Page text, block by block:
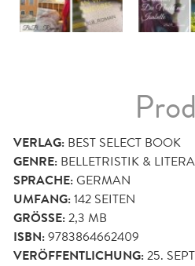
VERLAG: BEST SELECT BOOK
GENRE: BELLETRISTIK &
SPRACHE:GERMAN
UMFANG:142 SEITEN
GRÖSSE: 2,3 MB
ISBN:9783864662409
VERÖFFENTLICHUNG:25.